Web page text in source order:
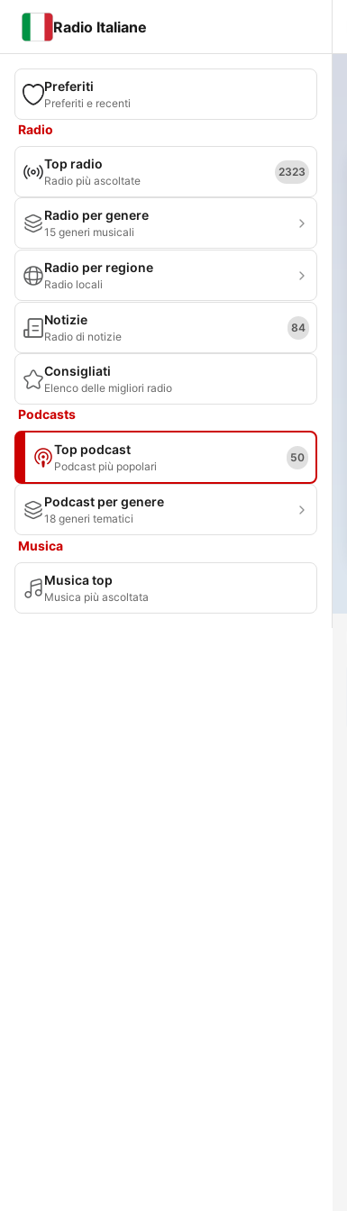
Radio Italiane
Preferiti
Preferiti e recenti
Radio
Top radio
Radio più ascoltate
2323
Radio per genere
15 generi musicali
Radio per regione
Radio locali
Notizie
Radio di notizie
84
Consigliati
Elenco delle migliori radio
Podcasts
Top podcast
Podcast più popolari
50
Podcast per genere
18 generi tematici
Musica
Musica top
Musica più ascoltata